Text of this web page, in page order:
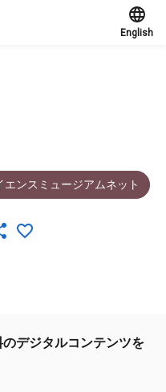
English
エンスミュージアムネット
デジタルコンテンツを